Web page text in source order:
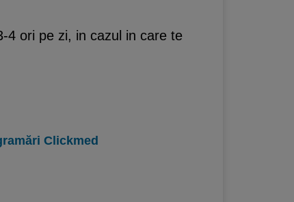
4 ori pe zi, in cazul in care te
Clickmed